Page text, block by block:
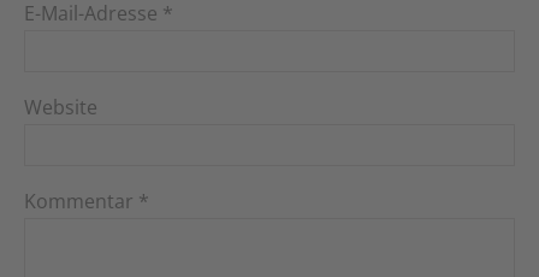
E-Mail-Adresse *
Website
Kommentar *